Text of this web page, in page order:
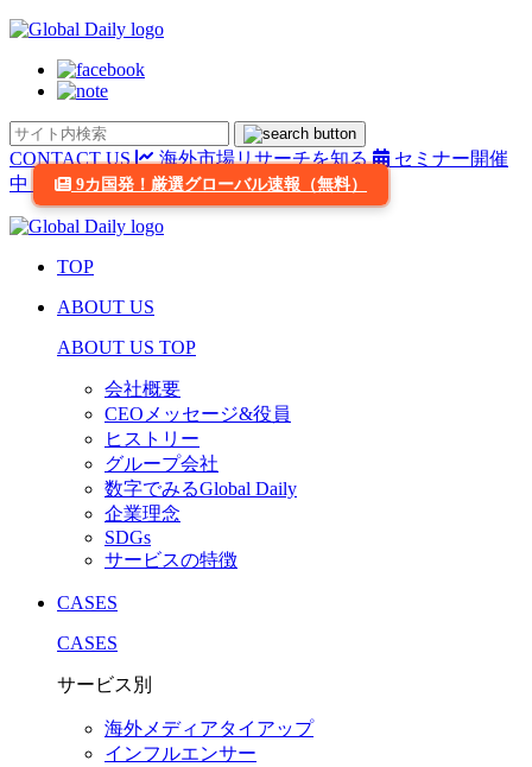
CONTACT US 海外市場リサーチを知る
セミナー開催
中
9カ国発！厳選グローバル速報（無料）
TOP
ABOUT US
ABOUT US TOP
会社概要
CEOメッセージ&役員
ヒストリー
グループ会社
数字でみるGlobal Daily
企業理念
SDGs
サービスの特徴
CASES
CASES
サービス別
海外メディアタイアップ
インフルエンサー